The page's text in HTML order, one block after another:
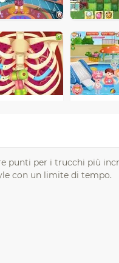
punti per i trucchi più
con un limite di tempo.